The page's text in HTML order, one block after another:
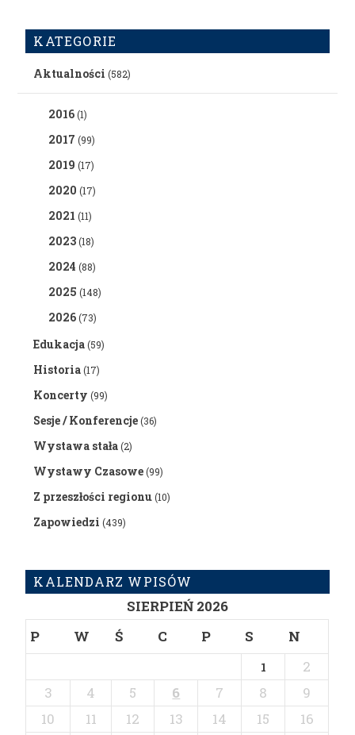
KATEGORIE
Aktualności (582)
2016(1)
2017 (99)
2019 (17)
2020 (17)
2021 (11)
2023(18)
2024 (88)
2025 (148)
2026(73)
Edukacja(59)
Historia(17)
Koncerty (99)
Sesje / Konferencje(36)
Wystawa stała(2)
Wystawy Czasowe(99)
Z przeszłości regionu(10)
Zapowiedzi (439)
KALENDARZ WPISÓW
SIERPIEŃ 2026
P
W Ś C P S N
1
2
3
4 5 6 7 8
9
10
11 12 13 14 15
16